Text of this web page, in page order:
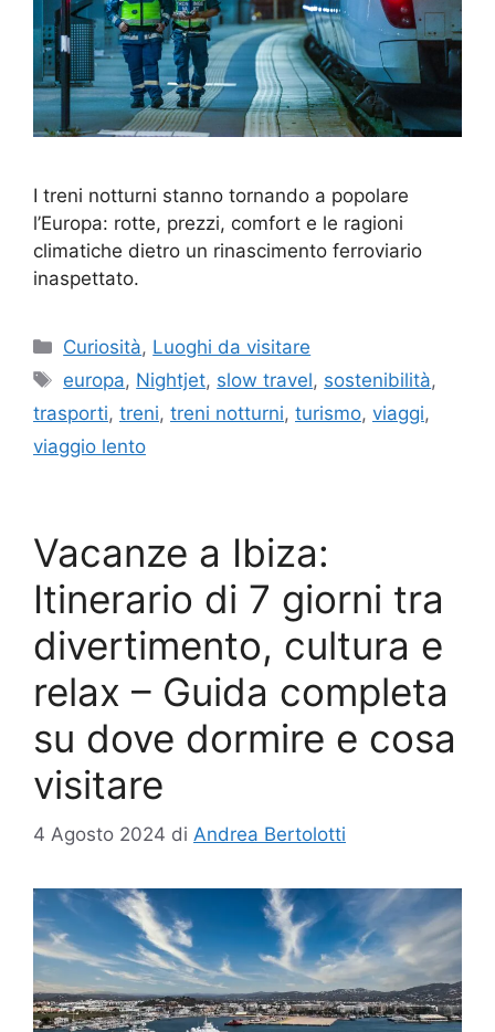
I treni notturni stanno tornando a popolare
l’Europa: rotte, prezzi, comfort e le ragioni
climatiche dietro un rinascimento ferroviario
inaspettato.
Categorie
Curiosità, Luoghi da visitare
Tag
europa, Nightjet, slow travel, sostenibilità,
trasporti, treni, treni notturni, turismo, viaggi,
viaggio lento
Vacanze a Ibiza:
Itinerario di 7 giorni tra
divertimento, cultura e
relax – Guida completa
su dove dormire e cosa
visitare
4 Agosto 2024 di Andrea Bertolotti